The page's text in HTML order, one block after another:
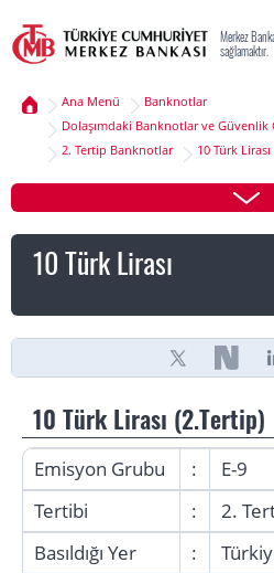
Merkez
sağlamaktır.
Ana Menü
Banknotlar
Dolaşımdaki Banknotlar ve Güvenlik
2. Tertip Banknotlar
10 Türk Lirası
10 Türk Lirası
10 Türk Lirası (2.Tertip)
Emisyon Grubu :
E-9
Tertibi
:
2.
Basıldığı Yer
: